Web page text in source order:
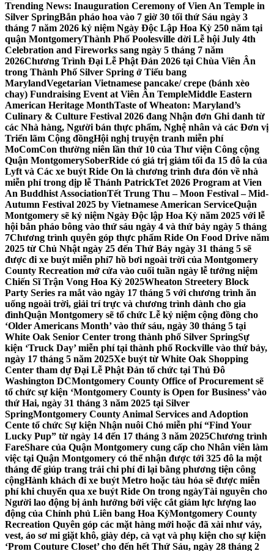
Trending News: Inauguration Ceremony of Vien An Temple in
Silver SpringBắn pháo hoa vào 7 giờ 30 tối thứ Sáu ngày 3
tháng 7 năm 2026 kỷ niệm Ngày Độc Lập Hoa Kỳ 250 năm tại
quận MontgomeryThành Phố Poolesville dời Lễ hội July 4th
Celebration and Fireworks sang ngày 5 tháng 7 năm
2026Chương Trình Đại Lễ Phật Đản 2026 tại Chùa Viên Ân
trong Thành Phố Silver Spring ở Tiểu bang
MarylandVegetarian Vietnamese pancake/ crepe (bánh xèo
chay) Fundraising Event at Viên Ân TempleMiddle Eastern
American Heritage MonthTaste of Wheaton: Maryland’s
Culinary & Culture Festival 2026 đang Nhận đơn Ghi danh từ
các Nhà hàng, Người bán thực phẩm, Nghệ nhân và các Đơn vị
Triển lãm Cộng đồngHội nghị truyện tranh miễn phí
MoComCon thường niên lần thứ 10 của Thư viện Công cộng
Quận MontgomerySoberRide có giá trị giảm tối đa 15 đô la của
Lyft và Các xe buýt Ride On là chương trình đưa đón về nhà
miễn phí trong dịp lễ Thánh PatrickTet 2026 Program at Vien
An Buddhist AssociationTết Trung Thu – Moon Festival – Mid-
Autumn Festival 2025 by Vietnamese American ServiceQuận
Montgomery sẽ kỷ niệm Ngày Độc lập Hoa Kỳ năm 2025 với lễ
hội bắn pháo bông vào thứ sáu ngày 4 và thứ bảy ngày 5 tháng
7Chương trình quyên góp thực phẩm Ride On Food Drive năm
2025 từ Chủ Nhật ngày 25 đến Thứ Bảy ngày 31 tháng 5 sẽ
được đi xe buýt miễn phí7 hồ bơi ngoài trời của Montgomery
County Recreation mở cửa vào cuối tuần ngày lễ tưởng niệm
Chiến Sĩ Trận Vong Hoa Kỳ 2025Wheaton Streetery Block
Party Series ra mắt vào ngày 17 tháng 5 với chương trình ăn
uống ngoài trời, giải trí trực và chương trình dành cho gia
đìnhQuận Montgomery sẽ tổ chức Lễ kỷ niệm cộng đồng cho
‘Older Americans Month’ vào thứ sáu, ngày 30 tháng 5 tại
White Oak Senior Center trong thành phố Silver SpringSự
kiện ‘Truck Day’ miễn phí tại thành phố Rockville vào thứ bảy,
ngày 17 tháng 5 năm 2025Xe buýt từ White Oak Shopping
Center tham dự Đại Lễ Phật Đản tổ chức tại Thủ Đô
Washington DCMontgomery County Office of Procurement sẽ
tổ chức sự kiện ‘Montgomery County is Open for Business’ vào
thứ Hai, ngày 31 tháng 3 năm 2025 tại Silver
SpringMontgomery County Animal Services and Adoption
Cente tổ chức Sự kiện Nhận nuôi Chó miễn phí “Find Your
Lucky Pup” từ ngày 14 đến 17 tháng 3 năm 2025Chương trình
FareShare của Quận Montgomery cung cấp cho Nhân viên làm
việc tại Quận Montgomery có thể nhận được tới 325 đô la một
tháng để giúp trang trải chi phí đi lại bằng phương tiện công
cộngHành khách đi xe buýt Metro hoặc tàu hỏa sẽ được miễn
phí khi chuyển qua xe buýt Ride On trong ngàyTài nguyên cho
Người lao động bị ảnh hưởng bởi việc cắt giảm lực lượng lao
động của Chính phủ Liên bang Hoa KỳMontgomery County
Recreation Quyên góp các mặt hàng mới hoặc đã xài như váy,
vest, áo sơ mi giặt khô, giày dép, cà vạt và phụ kiện cho sự kiện
‘Prom Couture Closet’ cho đến hết Thứ Sáu, ngày 28 tháng 2